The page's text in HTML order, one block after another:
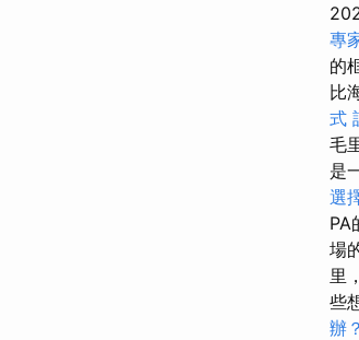
專
的
比
式
毛
是
選
PA
場
里
些
辦？